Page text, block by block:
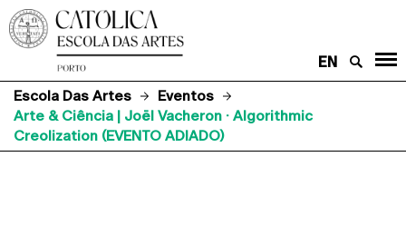
EN
Escola Das Artes
Eventos
Arte & Ciência | Joël Vacheron · Algorithmic
Creolization (EVENTO ADIADO)